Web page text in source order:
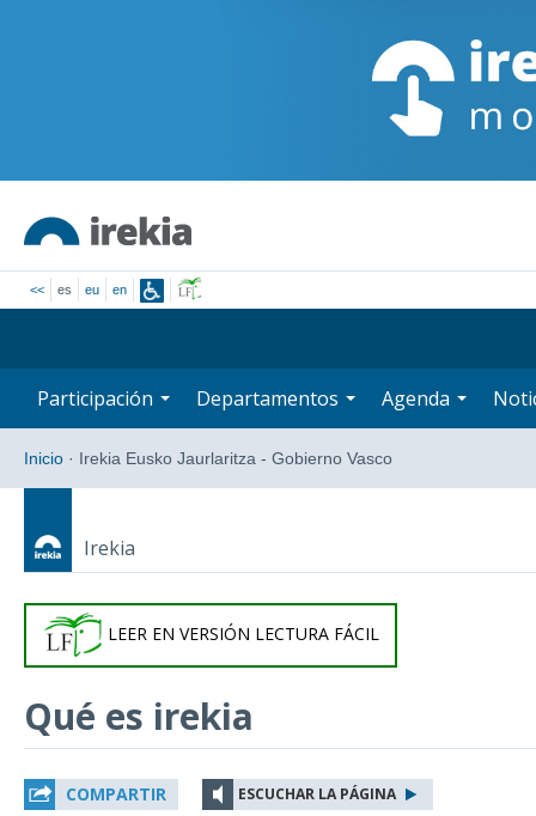
<< es eu en
Participación Departamentos Agenda
Inicio · Irekia Eusko Jaurlaritza - Gobierno Vasco
Irekia
LEER EN VERSIÓN LECTURA FÁCIL
Qué es irekia
COMPARTIR ESCUCHAR LA PÁGINA